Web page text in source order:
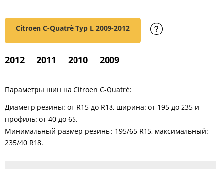
Citroen C-Quatrè Typ L 2009-2012
2012 2011 2010 2009
Параметры шин на Citroen C-Quatrè:
Диаметр резины: от R15 до R18, ширина: от 195 до 235 и
профиль: от 40 до 65.
Минимальный размер резины: 195/65 R15, максимальный:
235/40 R18.